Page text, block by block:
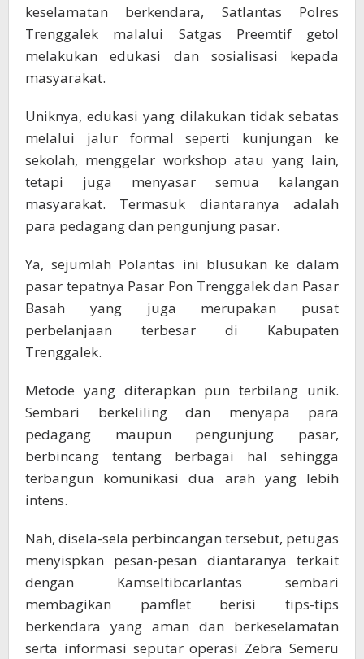
keselamatan berkendara, Satlantas Polres
Trenggalek malalui Satgas Preemtif getol
melakukan edukasi dan sosialisasi kepada
masyarakat.
Uniknya, edukasi yang dilakukan tidak sebatas
melalui jalur formal seperti kunjungan ke
sekolah, menggelar workshop atau yang lain,
tetapi juga menyasar semua kalangan
masyarakat. Termasuk diantaranya adalah
para pedagang dan pengunjung pasar.
Ya, sejumlah Polantas ini blusukan ke dalam
pasar tepatnya Pasar Pon Trenggalek dan Pasar
Basah yang juga merupakan pusat
perbelanjaan terbesar di Kabupaten
Trenggalek.
Metode yang diterapkan pun terbilang unik.
Sembari berkeliling dan menyapa para
pedagang maupun pengunjung pasar,
berbincang tentang berbagai hal sehingga
terbangun komunikasi dua arah yang lebih
intens.
Nah, disela-sela perbincangan tersebut, petugas
menyispkan pesan-pesan diantaranya terkait
dengan Kamseltibcarlantas sembari
membagikan pamflet berisi tips-tips
berkendara yang aman dan berkeselamatan
serta informasi seputar operasi Zebra Semeru